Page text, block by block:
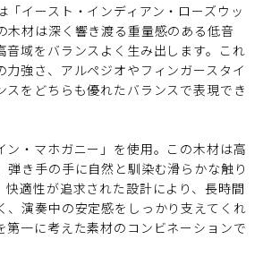
「イースト・インディアン・ローズウッ
木材は深く響き渡る重量感のある低音
音域をバランスよく生み出します。これ
力強さ、アルペジオやフィンガースタイ
スをどちらも優れたバランスで表現でき
ン・マホガニー」を使用。この木材は高
弾き手の手に自然と馴染む滑らかな触り
快適性が追求された設計により、長時間
、演奏中の安定感をしっかり支えてくれ
第一に考えた素材のコンビネーションで